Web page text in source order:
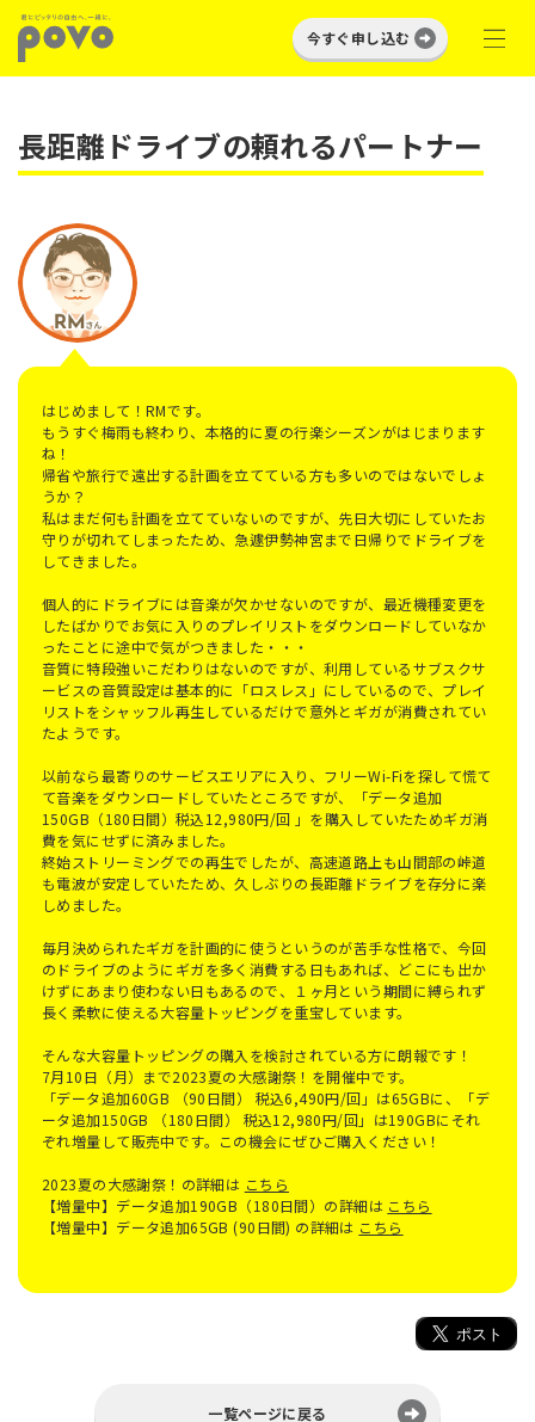
今すぐ申し込む
長距離ドライブの頼れるパートナー
はじめまして！RMです。
もうすぐ梅雨も終わり、本格的に夏の行楽シーズンがはじまります
ね！
帰省や旅行で遠出する計画を立てている方も多いのではないでしょ
うか？
私はまだ何も計画を立てていないのですが、先日大切にしていたお
守りが切れてしまったため、急遽伊勢神宮まで日帰りでドライブを
してきました。
個人的にドライブには音楽が欠かせないのですが、最近機種変更を
したばかりでお気に入りのプレイリストをダウンロードしていなか
ったことに途中で気がつきました・・・
音質に特段強いこだわりはないのですが、利用しているサブスクサ
ービスの音質設定は基本的に「ロスレス」にしているので、プレイ
リストをシャッフル再生しているだけで意外とギガが消費されてい
たようです。
以前なら最寄りのサービスエリアに入り、フリーWi-Fiを探して慌て
て音楽をダウンロードしていたところですが、「データ追加
150GB（180日間）税込12,980円/回 」を購入していたためギガ消
費を気にせずに済みました。
終始ストリーミングでの再生でしたが、高速道路上も山間部の峠道
も電波が安定していたため、久しぶりの長距離ドライブを存分に楽
しめました。
毎月決められたギガを計画的に使うというのが苦手な性格で、今回
のドライブのようにギガを多く消費する日もあれば、どこにも出か
けずにあまり使わない日もあるので、１ヶ月という期間に縛られず
長く柔軟に使える大容量トッピングを重宝しています。
そんな大容量トッピングの購入を検討されている方に朗報です！
7月10日（月）まで2023夏の大感謝祭！を開催中です。
「データ追加60GB （90日間） 税込6,490円/回」は65GBに、「デ
ータ追加150GB （180日間） 税込12,980円/回」は190GBにそれ
ぞれ増量して販売中です。この機会にぜひご購入ください！
2023夏の大感謝祭！の詳細は こちら
【増量中】データ追加190GB（180日間）の詳細は こちら
【増量中】データ追加65GB (90日間) の詳細は こちら
一覧ページに戻る